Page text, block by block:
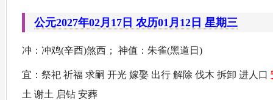
公元2027年02月17日 农历01月12日 星期三
冲：冲鸡(辛酉)煞西； 神值：朱雀(黑道日)
宜：祭祀 祈福 求嗣 开光 嫁娶 出行 解除 伐木 拆卸 进人口
土 谢土 启钻 安葬